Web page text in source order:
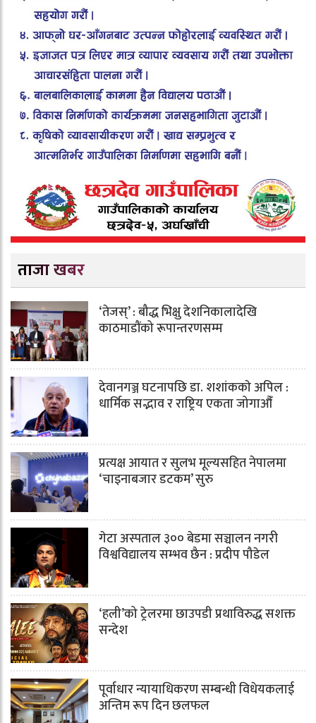
ताजा खबर
‘तेजस्’ : बौद्ध भिक्षु देशनिकालादेखि
काठमाडौंको रूपान्तरणसम्म
देवानगञ्ज घटनापछि डा. शशांककाे अपिल :
धार्मिक सद्भाव र राष्ट्रिय एकता जोगाऔँ
प्रत्यक्ष आयात र सुलभ मूल्यसहित नेपालमा
‘चाइनाबजार डटकम’ सुरु
गेटा अस्पताल ३०० बेडमा सञ्चालन नगरी
विश्वविद्यालय सम्भव छैन : प्रदीप पौडेल
‘हली’को ट्रेलरमा छाउपडी प्रथाविरुद्ध सशक्त
सन्देश
पूर्वाधार न्यायाधिकरण सम्बन्धी विधेयकलाई
अन्तिम रूप दिन छलफल